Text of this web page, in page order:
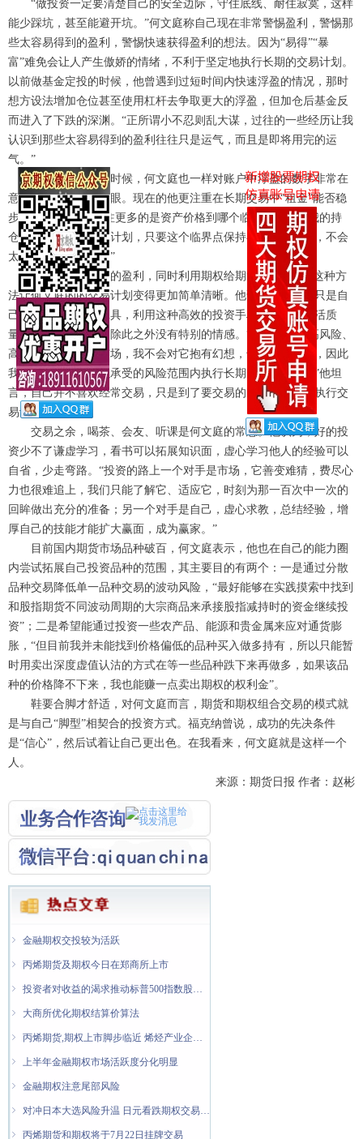
“做投资一定要清楚自己的安全边际，守住底线、耐住寂寞，这样
能少踩坑，甚至能避开坑。”何文庭称自己现在非常警惕盈利，警惕那
些太容易得到的盈利，警惕快速获得盈利的想法。因为“易得”“暴
富”难免会让人产生傲娇的情绪，不利于坚定地执行长期的交易计划。
以前做基金定投的时候，他曾遇到过短时间内快速浮盈的情况，那时
想方设法增加仓位甚至使用杠杆去争取更大的浮盈，但加仓后基金反
而进入了下跌的深渊。“正所谓小不忍则乱大谋，过往的一些经历让我
认识到那些太容易得到的盈利往往只是运气，而且是即将用完的运
气。”
刚开始做期货的时候，何文庭也一样对账户中浮盈的数字非常在
意，总不自觉要看两眼。现在的他更注重在长期交易中“租金”能否稳
步增加。“我现在关注更多的是资产价格到哪个临界点会影响我的持
仓，影响长期持有的计划，只要这个临界点保持在安全范围内，不会
太关注盈利的数字。”
不追求短期快速的盈利，同时利用期权给期货“上保险”，这种方
法让何文庭的的交易计划变得更加简单清晰。他说期货和期权只是自
己提高投资效率的工具，利用这种高效的投资手段可以提高生活质
量，获得财富增值，除此之外没有特别的情感。“期货市场是高风险、
高收益并存的残酷市场，我不会对它抱有幻想，也不会有感情，因此
我的交易必须在可以承受的风险范围内执行长期的交易计划。”他坦
言，自己并不喜欢经常交易，只是到了要交易的时点，按计划执行交
易计划而已。
交易之余，喝茶、会友、听课是何文庭的常态。他认为，好的投
资少不了谦虚学习，看书可以拓展知识面，虚心学习他人的经验可以
自省，少走弯路。“投资的路上一个对手是市场，它善变难猜，费尽心
力也很难追上，我们只能了解它、适应它，时刻为那一百次中一次的
回眸做出充分的准备；另一个对手是自己，虚心求教，总结经验，增
厚自己的技能才能扩大赢面，成为赢家。”
目前国内期货市场品种破百，何文庭表示，他也在自己的能力圈
内尝试拓展自己投资品种的范围，其主要目的有两个：一是通过分散
品种交易降低单一品种交易的波动风险，“最好能够在实践摸索中找到
和股指期货不同波动周期的大宗商品来承接股指减持时的资金继续投
资”；二是希望能通过投资一些农产品、能源和贵金属来应对通货膨
胀，“但目前我并未能找到价格偏低的品种买入做多持有，所以只能暂
时用卖出深度虚值认沽的方式在等一些品种跌下来再做多，如果该品
种的价格降不下来，我也能赚一点卖出期权的权利金”。
鞋要合脚才舒适，对何文庭而言，期货和期权组合交易的模式就
是与自己“脚型”相契合的投资方式。福克纳曾说，成功的先决条件
是“信心”，然后试着让自己更出色。在我看来，何文庭就是这样一个
人。
来源：期货日报 作者：赵彬
金融期权隐含波动率处于低位
ꁇ 金融期权交投较为活跃
ꁇ 丙烯期货及期权今日在郑商所上市
ꁇ
ꁇ 大商所优化期权结算价算法
ꁇ
ꁇ 上半年金融期权市场活跃度分化明显
ꁇ 金融期权注意尾部风险
ꁇ
ꁇ 丙烯期货和期权将于7月22日挂牌交易